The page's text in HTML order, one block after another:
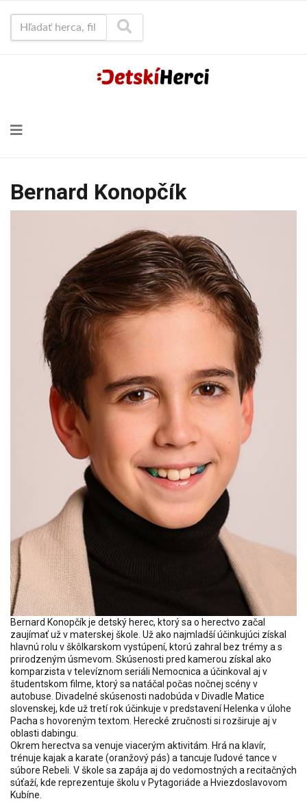
Bernard Konopčík
Bernard Konopčík je detský herec, ktorý sa o herectvo začal
zaujímať už v materskej škole. Už ako najmladší účinkujúci získal
hlavnú rolu v škôlkarskom vystúpení, ktorú zahral bez trémy a s
prirodzeným úsmevom. Skúsenosti pred kamerou získal ako
komparzista v televíznom seriáli Nemocnica a účinkoval aj v
študentskom filme, ktorý sa natáčal počas nočnej scény v
autobuse. Divadelné skúsenosti nadobúda v Divadle Matice
slovenskej, kde už tretí rok účinkuje v predstavení Helenka v úlohe
Pacha s hovoreným textom. Herecké zručnosti si rozširuje aj v
oblasti dabingu.
Okrem herectva sa venuje viacerým aktivitám. Hrá na klavír,
trénuje kajak a karate (oranžový pás) a tancuje ľudové tance v
súbore Rebeli. V škole sa zapája aj do vedomostných a recitačných
súťaží, kde reprezentuje školu v Pytagoriáde a Hviezdoslavovom
Kubíne.